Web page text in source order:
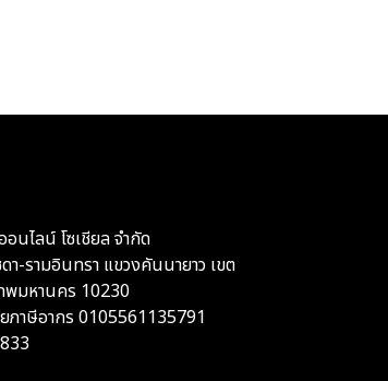
นไลน์ โซเชียล จำกัด
-รามอินทรา แขวงคันนายาว เขต
พมหานคร 10230
ยภาษีอากร 0105561135791